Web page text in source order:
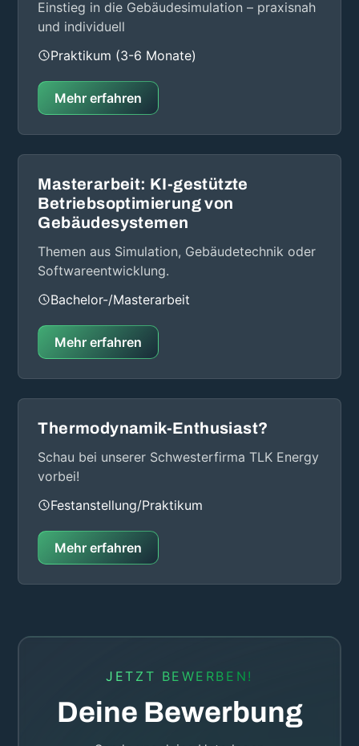
Einstieg in die Gebäudesimulation – praxisnah
und individuell
Praktikum (3-6 Monate)
Mehr erfahren
Masterarbeit: KI-gestützte
Betriebsoptimierung von
Gebäudesystemen
Themen aus Simulation, Gebäudetechnik oder
Softwareentwicklung.
Bachelor-/Masterarbeit
Mehr erfahren
Thermodynamik-Enthusiast?
Schau bei unserer Schwesterfirma TLK Energy
vorbei!
Festanstellung/Praktikum
Mehr erfahren
JETZT BEWERBEN!
Deine Bewerbung